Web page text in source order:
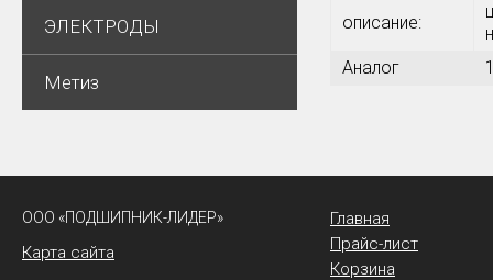
ЭЛЕКТРОДЫ
Метиз
описание:
Аналог
ООО «ПОДШИПНИК-ЛИДЕР»
Карта сайта
Главная
Прайс-лист
Корзина